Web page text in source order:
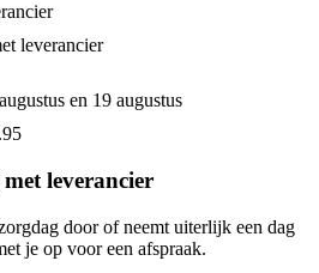
leverancier
en 19 augustus
leverancier
door of neemt uiterlijk een dag
je op voor een afspraak.